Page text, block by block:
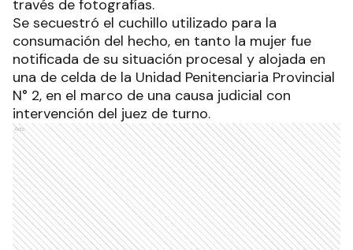
través de fotografías.
Se secuestró el cuchillo utilizado para la
consumación del hecho, en tanto la mujer fue
notificada de su situación procesal y alojada en
una de celda de la Unidad Penitenciaria Provincial
N° 2, en el marco de una causa judicial con
intervención del juez de turno.
Ads